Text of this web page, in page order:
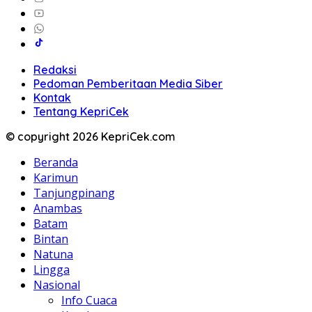
Redaksi
Pedoman Pemberitaan Media Siber
Kontak
Tentang KepriCek
© copyright 2026 KepriCek.com
Beranda
Karimun
Tanjungpinang
Anambas
Batam
Bintan
Natuna
Lingga
Nasional
Info Cuaca